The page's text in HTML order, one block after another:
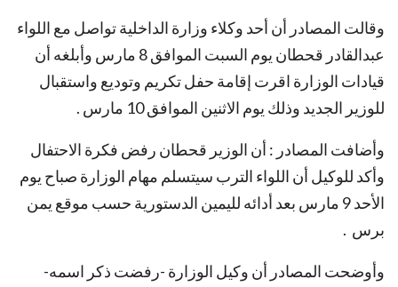
وقالت المصادر أن أحد وكلاء وزارة الداخلية تواصل مع اللواء
عبدالقادر قحطان يوم السبت الموافق 8 مارس وأبلغه أن
قيادات الوزارة اقرت إقامة حفل تكريم وتوديع واستقبال
للوزير الجديد وذلك يوم الاثنين الموافق 10 مارس .
وأضافت المصادر : أن الوزير قحطان رفض فكرة الاحتفال
وأكد للوكيل أن اللواء الترب سيتسلم مهام الوزارة صباح يوم
الأحد 9 مارس بعد أدائه لليمين الدستورية حسب موقع يمن
برس .
وأوضحت المصادر أن وكيل الوزارة -رفضت ذكر اسمه-